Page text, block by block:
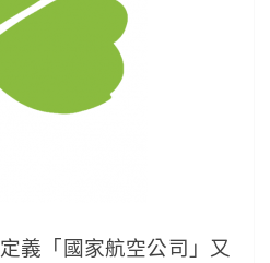
定義「國家航空公司」又